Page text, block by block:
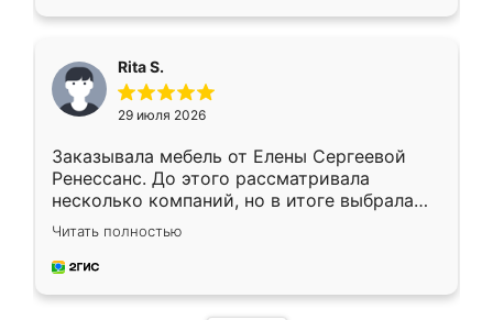
Rita S.
29 июля 2026
Заказывала мебель от Елены Сергеевой
Ренессанс. До этого рассматривала
несколько компаний, но в итоге выбрала
эту. Сначала обговорили условия, потом
приехал замерщик, всё спокойно объяснил
и снял размеры. Изготовили в срок, с
Читать полностью